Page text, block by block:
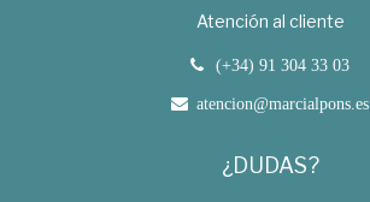
Atención al cliente
(+34) 91 304 33 03
atencion@marcialpons.es
¿DUDAS?